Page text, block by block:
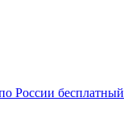
России бесплатный